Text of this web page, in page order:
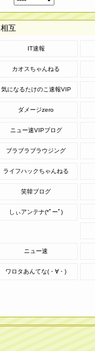
相互
IT速報
カオスちゃんねる
気になるたけのこ速報VIP
ダメージzero
ニュー速VIPブログ
ブラブラブラウジング
ライフハックちゃんねる
笑韓ブログ
しぃアンテナ(*ﾟーﾟ)
ニュー速
ワロタあんてな(・∀・)